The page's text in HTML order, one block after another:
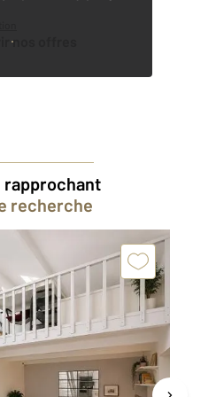
nos offres
rapprochant
recherche